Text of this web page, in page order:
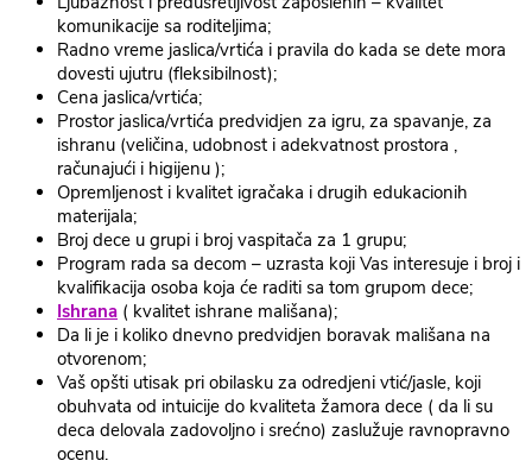
komunikacije sa roditeljima;
Radno vreme jaslica/vrtića i pravila do kada se dete mora
dovesti ujutru (fleksibilnost);
Cena jaslica/vrtića;
Prostor jaslica/vrtića predvidjen za igru, za spavanje, za
ishranu (veličina, udobnost i adekvatnost prostora ,
računajući i higijenu );
Opremljenost i kvalitet igračaka i drugih edukacionih
materijala;
Broj dece u grupi i broj vaspitača za 1 grupu;
Program rada sa decom – uzrasta koji Vas interesuje i broj i
kvalifikacija osoba koja će raditi sa tom grupom dece;
Ishrana ( kvalitet ishrane mališana);
Da li je i koliko dnevno predvidjen boravak mališana na
otvorenom;
Vaš opšti utisak pri obilasku za odredjeni vtić/jasle, koji
obuhvata od intuicije do kvaliteta žamora dece ( da li su
deca delovala zadovoljno i srećno) zaslužuje ravnopravno
ocenu.